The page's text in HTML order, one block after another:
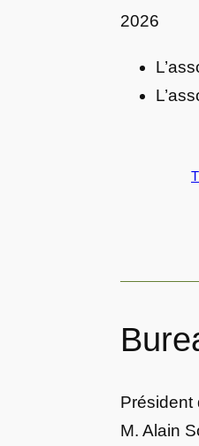
2026
Président
M. Alain